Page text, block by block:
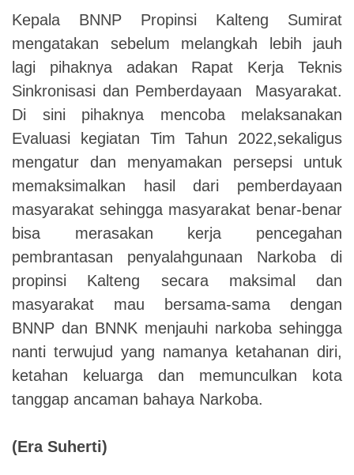
Kepala BNNP Propinsi Kalteng Sumirat
mengatakan sebelum melangkah lebih jauh
lagi pihaknya adakan Rapat Kerja Teknis
Sinkronisasi dan Pemberdayaan Masyarakat.
Di sini pihaknya mencoba melaksanakan
Evaluasi kegiatan Tim Tahun 2022,sekaligus
mengatur dan menyamakan persepsi untuk
memaksimalkan hasil dari pemberdayaan
masyarakat sehingga masyarakat benar-benar
bisa merasakan kerja pencegahan
pembrantasan penyalahgunaan Narkoba di
propinsi Kalteng secara maksimal dan
masyarakat mau bersama-sama dengan
BNNP dan BNNK menjauhi narkoba sehingga
nanti terwujud yang namanya ketahanan diri,
ketahan keluarga dan memunculkan kota
tanggap ancaman bahaya Narkoba.
(Era Suherti)